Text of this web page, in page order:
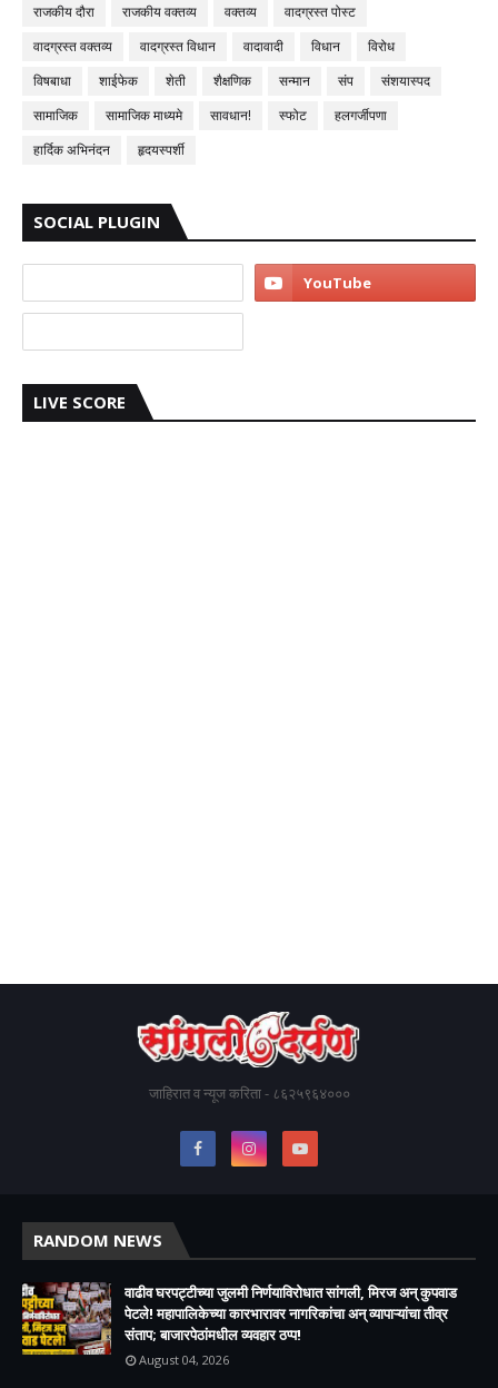
राजकीय दौरा
राजकीय वक्तव्य वक्तव्य
वादग्रस्त पोस्ट
वादग्रस्त वक्तव्य
वादग्रस्त विधान वादावादी विधान
विरोध
विषबाधा
शाईफेक शेती शैक्षणिक सन्मान संप
संशयास्पद
सामाजिक
सामाजिक माध्यमे सावधान! स्फोट
हलगर्जीपणा
हार्दिक अभिनंदन
हृदयस्पर्शी
SOCIAL PLUGIN
LIVE SCORE
जाहिरात व न्यूज करिता - ८६२५९६४०००
RANDOM NEWS
वाढीव घरपट्टीच्या जुलमी निर्णयाविरोधात सांगली, मिरज अन् कुपवाड
पेटले! महापालिकेच्या कारभारावर नागरिकांचा अन् व्यापाऱ्यांचा तीव्र
संताप; बाजारपेठांमधील व्यवहार ठप्प!​
August 04, 2026